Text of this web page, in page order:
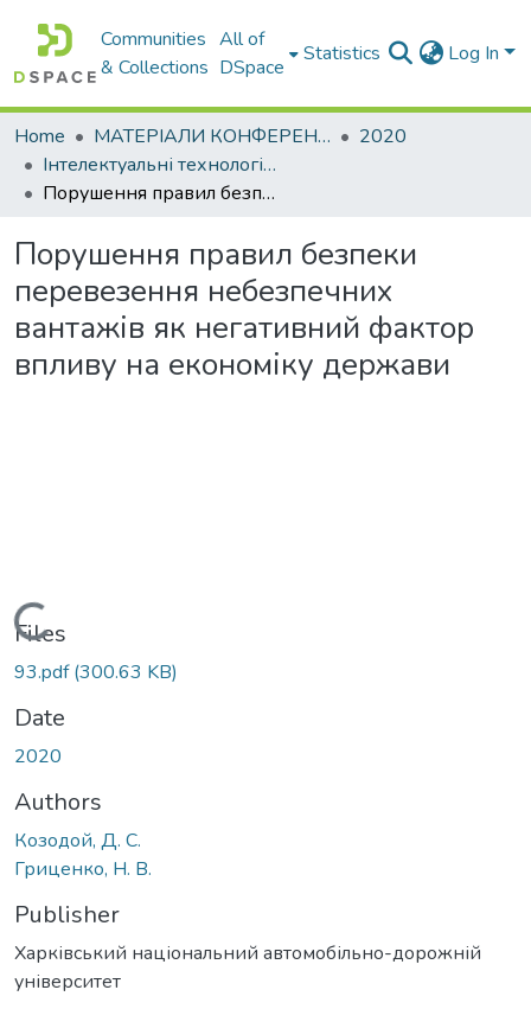
Communities
& Collections
All of
DSpace
Statistics Log In
Home МАТЕРІАЛИ КОНФЕРЕНЦІЙ
2020
Інтелектуальні технології управління транспортними процесами. Секція: Проблеми та перспективи безпеки на транспорті
Порушення правил безпеки перевезення небезпечних вантажів як негативний фактор впливу на економіку держави
Порушення правил безпеки
перевезення небезпечних
вантажів як негативний фактор
впливу на економіку держави
Loading...
Files
93.pdf(300.63 KB)
Date
2020
Authors
Козодой, Д. С.
Гриценко, Н. В.
Publisher
Харківський національний автомобільно-дорожній
університет